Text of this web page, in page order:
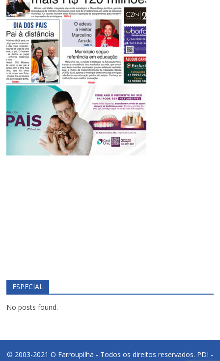
ESPECIAL
No posts found.
© 2003-2021 O Farroupilha - Todos os direitos reservados. PDI -